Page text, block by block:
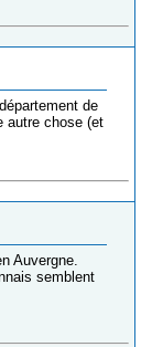
de
autre chose (et
Auvergne.
semblent